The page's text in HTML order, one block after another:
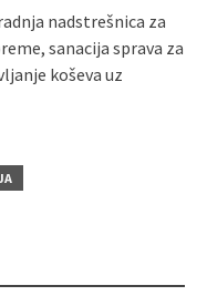
nadstrešnica za
sanacija sprava za
koševa uz